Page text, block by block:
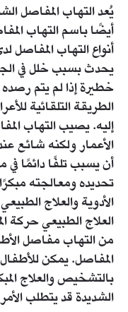
يُعد التهاب المفاصل
أيضًا باسم التهاب
أنواع التهاب
يحدث بسبب خلل في
خطيرة إذا لم يتم
الطريقة التلقائية
إليه. يصيب التهاب
أن يسبب تلفًا دائمًا في
تحديده ومعالجته
الأدوية والعلاج
العلاج الطبيعي حركة
من التهاب مفاصل
المفاصل. يمكن
بالتشخيص والعلاج
الشديدة قد يتطلب الأمر